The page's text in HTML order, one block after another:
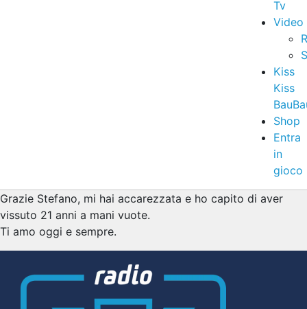
Tv
Video
Kiss
Kiss
Shop
Entra
in
gioco
Grazie Stefano, mi hai accarezzata e ho capito di aver
vissuto 21 anni a mani vuote.
Ti amo oggi e sempre.